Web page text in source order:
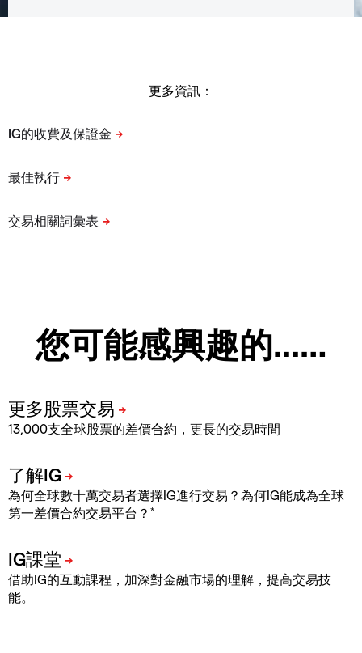
更多資訊：
您可能感興趣的...…
13,000支全球股票的差價合約，更長的交易時間
為何全球數十萬交易者選擇IG進行交易？為何IG能成為全球
第一差價合約交易平台？ *
借助IG的互動課程，加深對金融市場的理解，提高交易技
能。